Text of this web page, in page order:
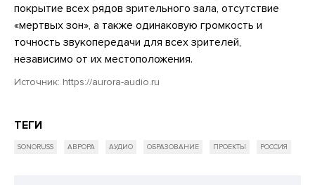
покрытие всех рядов зрительного зала, отсутствие
«мертвых зон», а также одинаковую громкость и
точность звукопередачи для всех зрителей,
независимо от их местоположения.
Источник: https://aurora-audio.ru
ТЕГИ
SONORUSS АВРОРА АУДИО ОБРАЗОВАНИЕ ПРОЕКТЫ РОССИЯ